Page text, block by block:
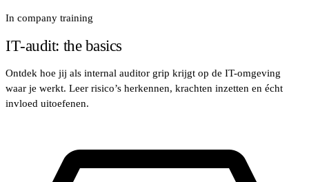
In company training
IT‑audit: the basics
Ontdek hoe jij als internal auditor grip krijgt op de IT-omgeving
waar je werkt. Leer risico’s herkennen, krachten inzetten en écht
invloed uitoefenen.